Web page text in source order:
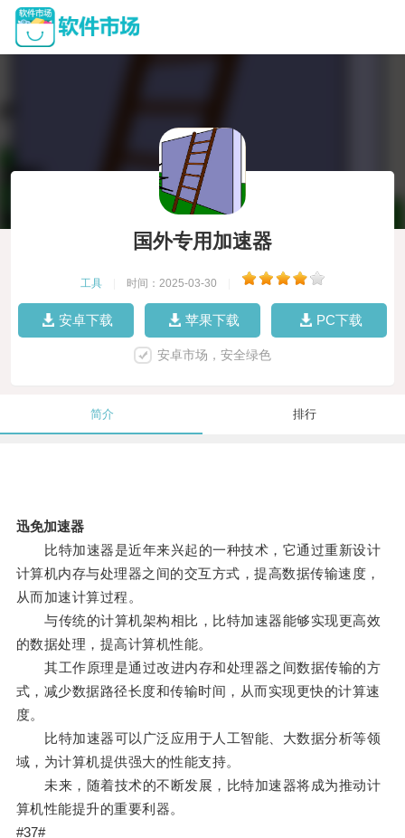
国外专用加速器
工具 时间：2025-03-30
安卓下载 苹果下载 PC下载
安卓市场，安全绿色
简介 排行
迅免加速器
比特加速器是近年来兴起的一种技术，它通过重新设计
计算机内存与处理器之间的交互方式，提高数据传输速度，
从而加速计算过程。
与传统的计算机架构相比，比特加速器能够实现更高效
的数据处理，提高计算机性能。
其工作原理是通过改进内存和处理器之间数据传输的方
式，减少数据路径长度和传输时间，从而实现更快的计算速
度。
比特加速器可以广泛应用于人工智能、大数据分析等领
域，为计算机提供强大的性能支持。
未来，随着技术的不断发展，比特加速器将成为推动计
算机性能提升的重要利器。
#37#